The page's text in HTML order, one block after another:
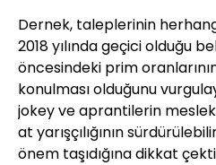
Dernek, taleplerinin
2018 yılında geçici olduğu
öncesindeki prim
konulması olduğunu
jokey ve aprantilerin
at yarışçılığının
önem taşıdığına dikkat